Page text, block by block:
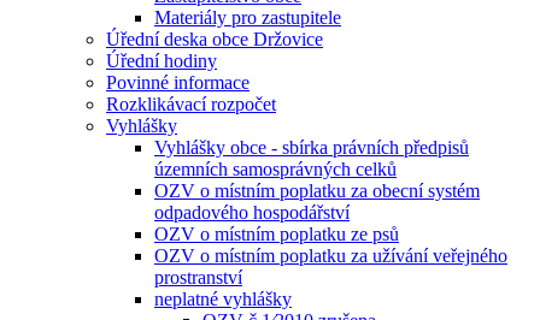
Materiály pro zastupitele
Úřední deska obce Držovice
Úřední hodiny
Povinné informace
Rozklikávací rozpočet
Vyhlášky
Vyhlášky obce - sbírka právních předpisů
územních samosprávných celků
OZV o místním poplatku za obecní systém
odpadového hospodářství
OZV o místním poplatku ze psů
OZV o místním poplatku za užívání veřejného
prostranství
neplatné vyhlášky